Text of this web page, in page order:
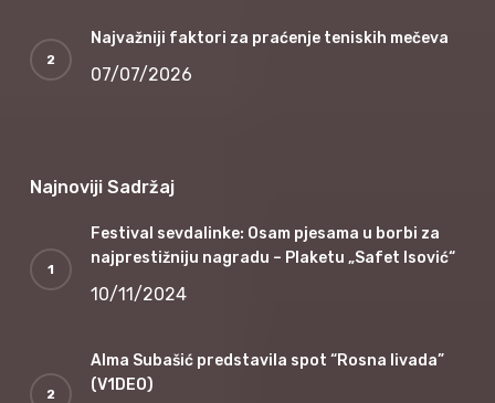
Najvažniji faktori za praćenje teniskih mečeva
07/07/2026
Najnoviji Sadržaj
Festival sevdalinke: Osam pjesama u borbi za
najprestižniju nagradu – Plaketu „Safet Isović“
10/11/2024
Alma Subašić predstavila spot “Rosna livada”
(V1DEO)